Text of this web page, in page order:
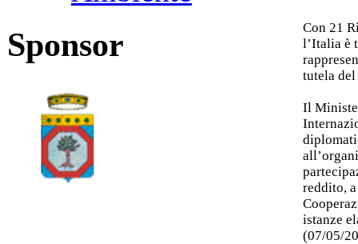
Sponsor
Con 21
l’Italia è
tutela
Il
reddito,
istanze
(07/05/